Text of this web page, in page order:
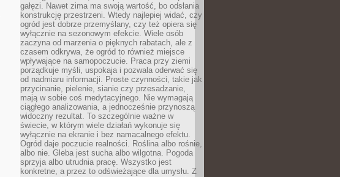
gałęzi. Nawet zima ma swoją wartość, bo odsłania
konstrukcję przestrzeni. Wtedy najlepiej widać, czy
ogród jest dobrze przemyślany, czy też opiera się
wyłącznie na sezonowym efekcie. Wiele osób
zaczyna od marzenia o pięknych rabatach, ale z
czasem odkrywa, że ogród to również miejsce
wpływające na samopoczucie. Praca przy ziemi
porządkuje myśli, uspokaja i pozwala oderwać się
od nadmiaru informacji. Proste czynności, takie jak
przycinanie, pielenie, sianie czy przesadzanie,
mają w sobie coś medytacyjnego. Nie wymagają
ciągłego analizowania, a jednocześnie przynoszą
widoczny rezultat. To szczególnie ważne w
świecie, w którym wiele działań wykonuje się
wyłącznie na ekranie i bez namacalnego efektu.
Ogród daje poczucie realności. Roślina albo rośnie,
albo nie. Gleba jest sucha albo wilgotna. Pogoda
sprzyja albo utrudnia pracę. Wszystko jest
konkretne, a przez to odświeżające dla umysłu. Z